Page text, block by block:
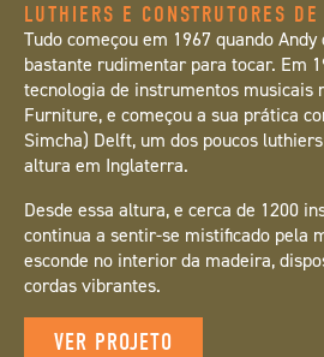
LUTHIERS E CONSTRUTORES
Tudo começou em 1967 quando
bastante rudimentar para tocar. Em
tecnologia de instrumentos musicais
Furniture, e começou a sua prática
Simcha) Delft, um dos poucos
altura em Inglaterra.
Desde essa altura, e cerca de 1200
continua a sentir-se mistificado pela
esconde no interior da madeira,
cordas vibrantes.
VER PROJETO